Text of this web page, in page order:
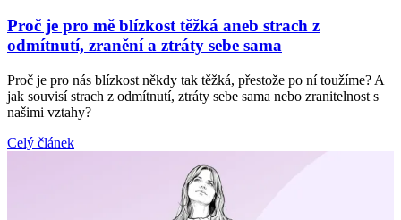
Proč je pro mě blízkost těžká aneb strach z
odmítnutí, zranění a ztráty sebe sama
Proč je pro nás blízkost někdy tak těžká, přestože po ní toužíme? A
jak souvisí strach z odmítnutí, ztráty sebe sama nebo zranitelnost s
našimi vztahy?
Celý článek